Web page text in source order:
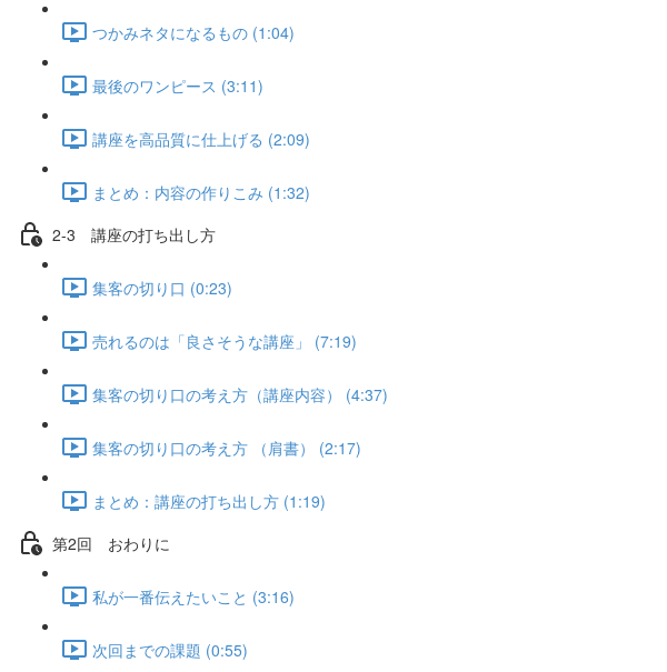
つかみネタになるもの (1:04)
最後のワンピース (3:11)
講座を高品質に仕上げる (2:09)
まとめ：内容の作りこみ (1:32)
2-3 講座の打ち出し方
集客の切り口 (0:23)
売れるのは「良さそうな講座」 (7:19)
集客の切り口の考え方（講座内容） (4:37)
集客の切り口の考え方 （肩書） (2:17)
まとめ：講座の打ち出し方 (1:19)
第2回 おわりに
私が一番伝えたいこと (3:16)
次回までの課題 (0:55)